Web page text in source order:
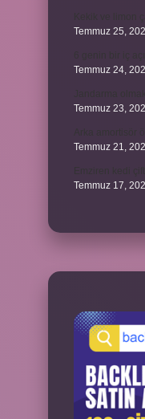
Temmuz 25,
Temmuz 24,
Temmuz 23,
Temmuz 21,
Temmuz 17,